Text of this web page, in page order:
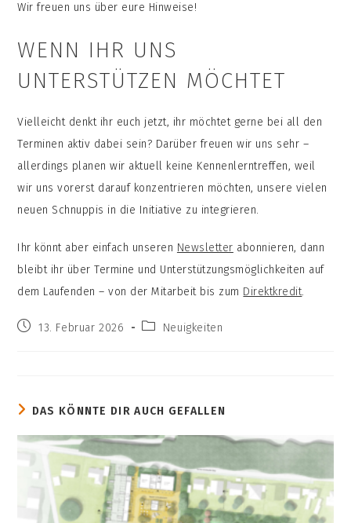
Wir freuen uns über eure Hinweise!
WENN IHR UNS
UNTERSTÜTZEN MÖCHTET
Vielleicht denkt ihr euch jetzt, ihr möchtet gerne bei all den
Terminen aktiv dabei sein? Darüber freuen wir uns sehr –
allerdings planen wir aktuell keine Kennenlerntreffen, weil
wir uns vorerst darauf konzentrieren möchten, unsere vielen
neuen Schnuppis in die Initiative zu integrieren.
Ihr könnt aber einfach unseren Newsletter abonnieren, dann
bleibt ihr über Termine und Unterstützungsmöglichkeiten auf
dem Laufenden – von der Mitarbeit bis zum Direktkredit.
Beitrag13. Februar 2026
Beitrags-
Neuigkeiten
DAS KÖNNTE DIR AUCH GEFALLEN